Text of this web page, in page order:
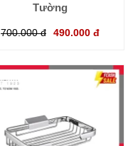
Tường
700.000 đ 490.000 đ